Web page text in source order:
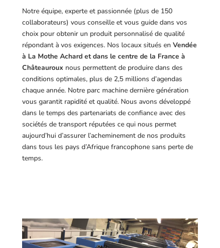
Notre équipe, experte et passionnée (plus de 150
collaborateurs) vous conseille et vous guide dans vos
choix pour obtenir un produit personnalisé de qualité
répondant à vos exigences. Nos locaux situés en Vendée
à La Mothe Achard et dans le centre de la France à
Châteauroux nous permettent de produire dans des
conditions optimales, plus de 2,5 millions d’agendas
chaque année. Notre parc machine dernière génération
vous garantit rapidité et qualité. Nous avons développé
dans le temps des partenariats de confiance avec des
sociétés de transport réputées ce qui nous permet
aujourd’hui d’assurer l’acheminement de nos produits
dans tous les pays d’Afrique francophone sans perte de
temps.